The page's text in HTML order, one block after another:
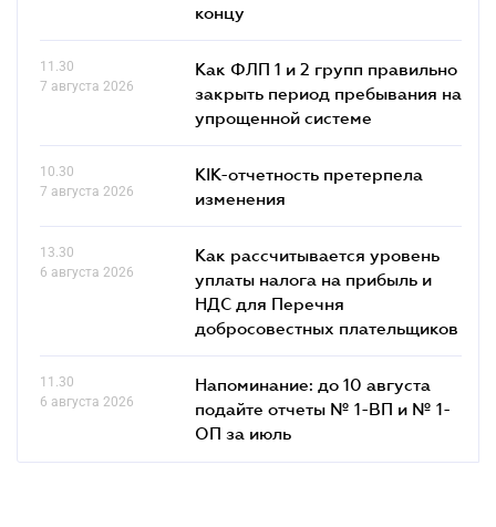
концу
11.30
7 августа 2026
Как ФЛП 1 и 2 групп правильно
закрыть период пребывания на
упрощенной системе
10.30
7 августа 2026
КІК-отчетность претерпела
изменения
13.30
6 августа 2026
Как рассчитывается уровень
уплаты налога на прибыль и
НДС для Перечня
добросовестных плательщиков
11.30
6 августа 2026
Напоминание: до 10 августа
подайте отчеты № 1-ВП и № 1-
ОП за июль